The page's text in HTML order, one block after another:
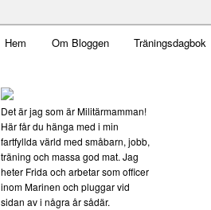
Militärmamman
Skip to primary content
Hem Om Bloggen Träningsdagbok
Det är jag som är Militärmamman!
Här får du hänga med i min
fartfyllda värld med småbarn, jobb,
träning och massa god mat. Jag
heter Frida och arbetar som officer
inom Marinen och pluggar vid
sidan av i några år sådär.